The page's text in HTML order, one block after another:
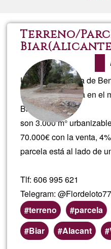
Terreno/
Una amiga junera de
Parcela a la venta en el
Biar(Alicante),
son 3.000 m°
70.000€ con la venta,
parcela está al lado de
Tlf: 606 995 621
Telegram:
terreno
parcela
Preferred
(geographic)
Biar Alacant